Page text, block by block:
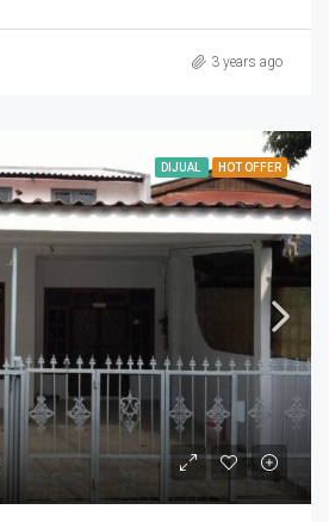
3 years ago
DIJUAL HOT OFFER